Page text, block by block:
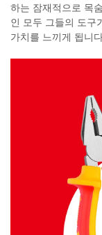
하는 잠재적으로 목
인 모두 그들의 도구
가치를 느끼게 됩니